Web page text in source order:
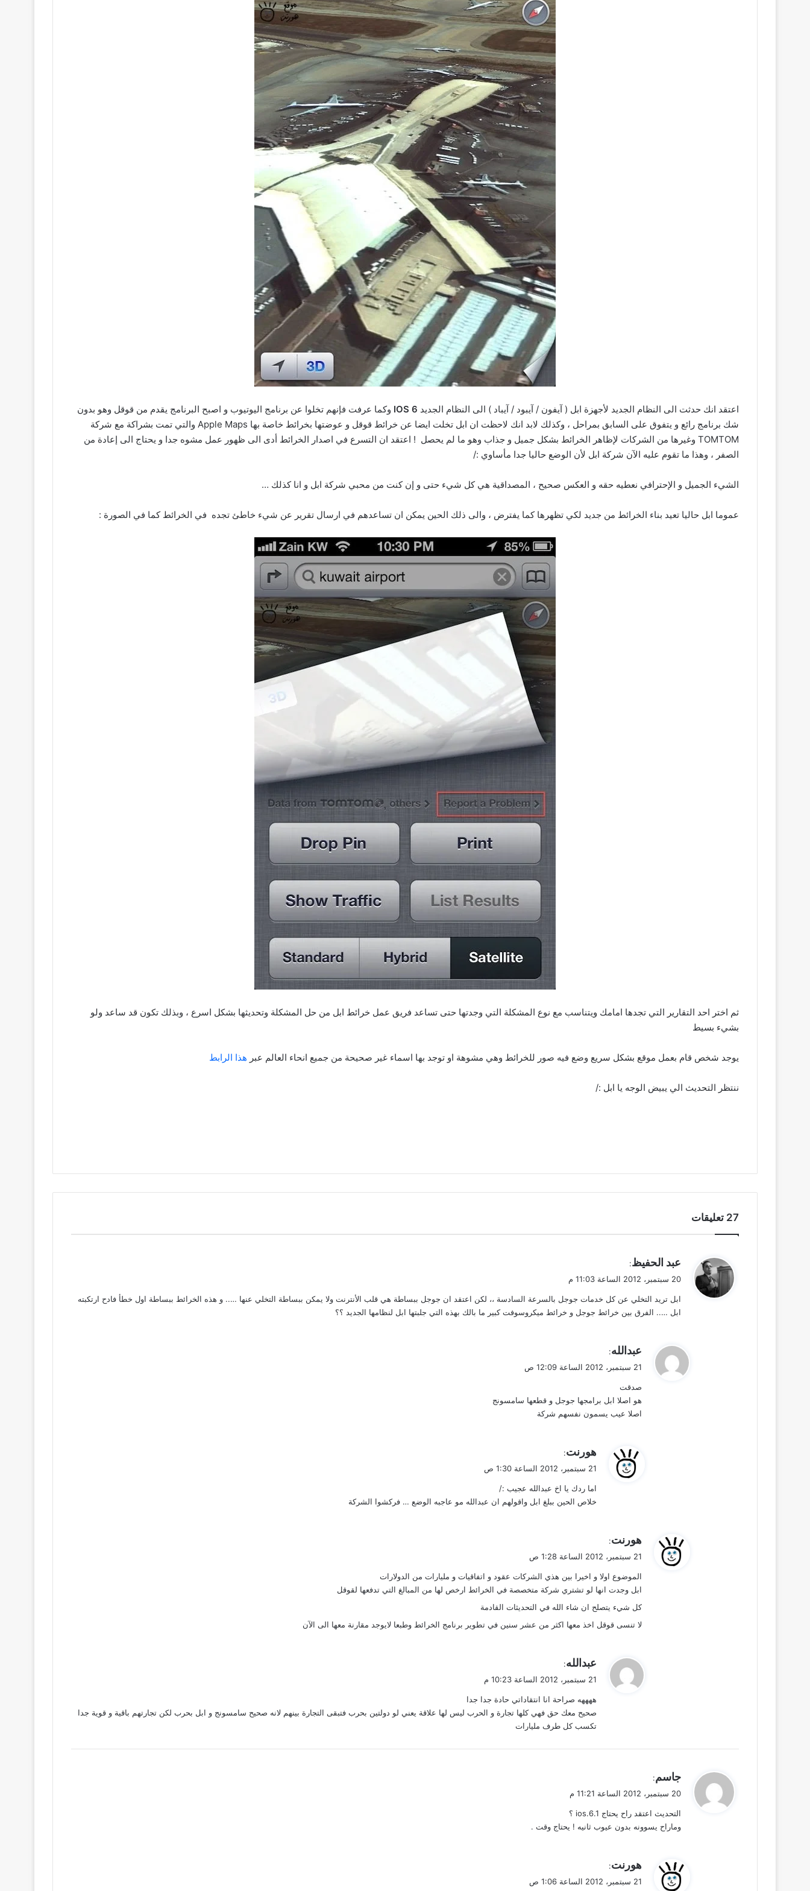
اعتقد انك حدثت الى النظام الجديد لأجهزة ابل ( آيفون / آيبود / آيباد ) الى النظام الجديد IOS 6 وكما عرفت فإنهم تخلوا عن برنامج اليوتيوب و اصبح البرنامج يقدم من قوقل وهو بدون
شك برنامج رائع و يتفوق على السابق بمراحل ، وكذلك لابد انك لاحظت ان ابل تخلت ايضا عن خرائط قوقل و عوضتها بخرائط خاصة بها Apple Maps والتي تمت بشراكة مع شركة
TOMTOM وغيرها من الشركات لإظاهر الخرائط بشكل جميل و جذاب وهو ما لم يحصل ! اعتقد ان التسرع في اصدار الخرائط أدى الى ظهور عمل مشوه جدا و يحتاج الى إعادة من
الصفر ، وهذا ما تقوم عليه الآن شركة ابل لأن الوضع حاليا جدا مأساوي :/
الشيء الجميل و الإحترافي نعطيه حقه و العكس صحيح ، المصداقية هي كل شيء حتى و إن كنت من محبي شركة ابل و انا كذلك …
عموما ابل حاليا تعيد بناء الخرائط من جديد لكي تظهرها كما يفترض ، والى ذلك الحين يمكن ان تساعدهم في ارسال تقرير عن شيء خاطئ تجده في الخرائط كما في الصورة :
ثم اختر احد التقارير التي تجدها امامك ويتناسب مع نوع المشكلة التي وجدتها حتى تساعد فريق عمل خرائط ابل من حل المشكلة وتحديثها بشكل اسرع ، وبذلك تكون قد ساعد ولو
بشيء بسيط
يوجد شخص قام بعمل موقع بشكل سريع وضع فيه صور للخرائط وهي مشوهة او توجد بها اسماء غير صحيحة من جميع انحاء العالم عبر هذا الرابط
ننتظر التحديث الي يبيض الوجه يا ابل :/
‫27 تعليقات
ي
ل
عبد الحفيظ:
20 سبتمبر، 2012 الساعة 11:03 م
ابل تريد التخلي عن كل خدمات جوجل بالسرعة السادسة ،، لكن اعتقد ان جوجل ببساطة هي قلب الأنترنت ولا يمكن ببساطة التخلي عنها ….. و هذه الخرائط ببساطة اول خطأ فادح ارتكبته
ابل ….. الفرق بين خرائط جوجل و خرائط ميكروسوفت كبير ما بالك بهذه التي جلبتها ابل لنظامها الجديد ؟؟
ي
ل
عبدالله:
21 سبتمبر، 2012 الساعة 12:09 ص
صدقت
هو اصلا ابل برامجها جوجل و قطعها سامسونج
اصلا عيب يسمون نفسهم شركة
ل
هورنت:
21 سبتمبر، 2012 الساعة 1:30 ص
اما ردك يا اخ عبدالله عجيب :/
خلاص الحين ببلغ ابل واقولهم ان عبدالله مو عاجبه الوضع … فركشوا الشركة
ل
هورنت:
21 سبتمبر، 2012 الساعة 1:28 ص
الموضوع اولا و اخيرا بين هذي الشركات عقود و اتفاقيات و مليارات من الدولارات
ابل وجدت انها لو تشتري شركة متخصصة في الخرائط ارخص لها من المبالغ التي تدفعها لقوقل
كل شيء يتصلح ان شاء الله في التحديثات القادمة
لا تنسى قوقل اخذ معها اكثر من عشر سنين في تطوير برنامج الخرائط وطبعا لايوجد مقارنة معها الى الآن
ي
ل
عبدالله:
21 سبتمبر، 2012 الساعة 10:23 م
ههههه صراحة انا انتقاداتي حادة جدا جدا
صحيح معك حق فهي كلها تجارة و الحرب ليس لها علاقة يعني لو دولتين بحرب فتبقى التجارة بينهم لانه صحيح سامسونج و ابل بحرب لكن تجارتهم باقية و قوية جدا
تكسب كل طرف مليارات
ي
ل
جاسم:
20 سبتمبر، 2012 الساعة 11:21 م
التحديث اعتقد راح يحتاج ios.6.1 ؟
وماراح يسوونه بدون عيوب ثانيه ! يحتاج وقت .
هورنت:
21 سبتمبر، 2012 الساعة 1:06 ص